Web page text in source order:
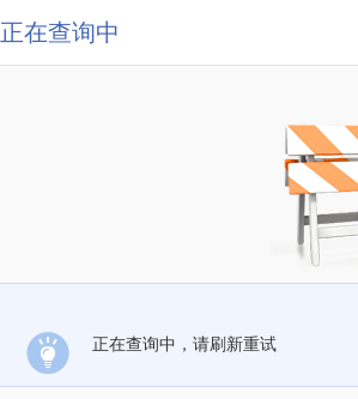
正在查询中
正在查询中，请刷新重试